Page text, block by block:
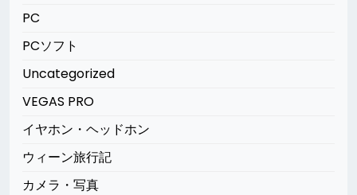
PC
PCソフト
Uncategorized
VEGAS PRO
イヤホン・ヘッドホン
ウィーン旅行記
カメラ・写真